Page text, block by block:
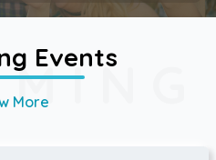
Events
More